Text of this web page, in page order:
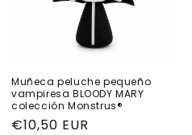
Muñeca peluche pequeño
vampiresa BLOODY MARY
colección Monstrus®
Precio
€10,50 EUR